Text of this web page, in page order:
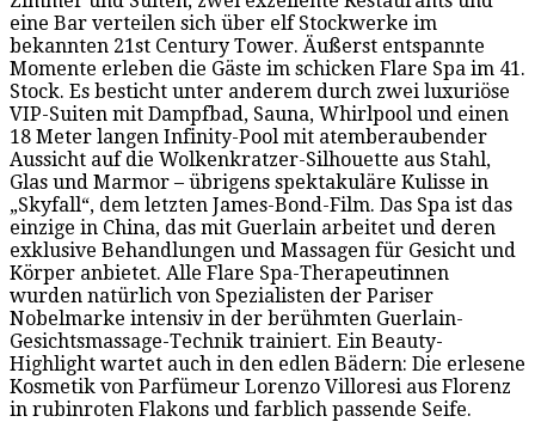
eine Bar verteilen sich über elf Stockwerke im
bekannten 21st Century Tower. Äußerst entspannte
Momente erleben die Gäste im schicken Flare Spa im 41.
Stock. Es besticht unter anderem durch zwei luxuriöse
VIP-Suiten mit Dampfbad, Sauna, Whirlpool und einen
18 Meter langen Infinity-Pool mit atemberaubender
Aussicht auf die Wolkenkratzer-Silhouette aus Stahl,
Glas und Marmor – übrigens spektakuläre Kulisse in
„Skyfall“, dem letzten James-Bond-Film. Das Spa ist das
einzige in China, das mit Guerlain arbeitet und deren
exklusive Behandlungen und Massagen für Gesicht und
Körper anbietet. Alle Flare Spa-Therapeutinnen
wurden natürlich von Spezialisten der Pariser
Nobelmarke intensiv in der berühmten Guerlain-
Gesichtsmassage-Technik trainiert. Ein Beauty-
Highlight wartet auch in den edlen Bädern: Die erlesene
Kosmetik von Parfümeur Lorenzo Villoresi aus Florenz
in rubinroten Flakons und farblich passende Seife.